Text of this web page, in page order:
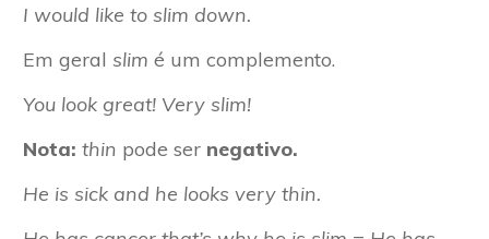
I would like to slim down.
Em geral slim é um complemento.
You look great! Very slim!
Nota: thin pode ser negativo.
He is sick and he looks very thin.